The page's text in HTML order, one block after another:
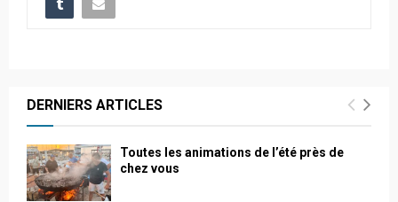
DERNIERS ARTICLES
Toutes les animations de l’été près de
chez vous